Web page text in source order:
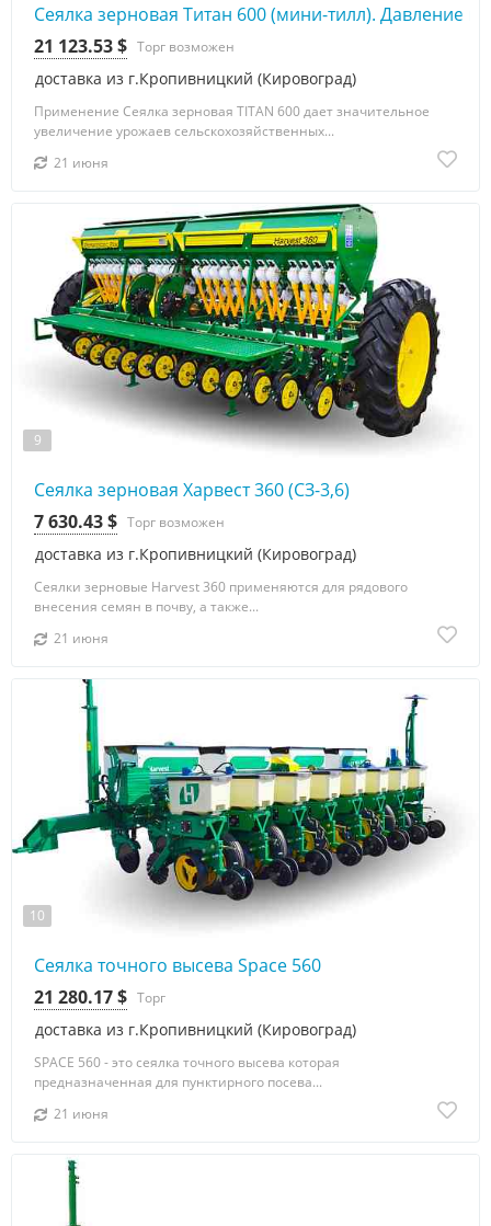
Сеялка зерновая Титан 600 (мини-тилл). Давление
доставка из г.Кропивницкий (Кировоград)
21 123.53 $ Торг возможен
Применение Сеялка зерновая TITAN 600 дает значительное
увеличение урожаев сельскохозяйственных...
21 июня
9
Сеялка зерновая Харвест 360 (СЗ-3,6)
доставка из г.Кропивницкий (Кировоград)
7 630.43 $ Торг возможен
Сеялки зерновые Harvest 360 применяются для рядового
внесения семян в почву, а также...
21 июня
10
Сеялка точного высева Space 560
доставка из г.Кропивницкий (Кировоград)
21 280.17 $ Торг
SPACE 560 - это сеялка точного высева которая
предназначенная для пунктирного посева...
21 июня